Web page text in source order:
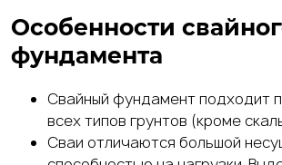
Особенности
фундамента
Свайный фундамент подходит
всех типов грунтов (кроме
Сваи отличаются большой